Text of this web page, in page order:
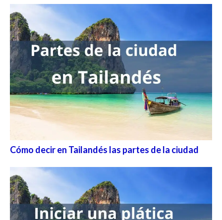
Cómo decir en Tailandés las partes de la ciudad